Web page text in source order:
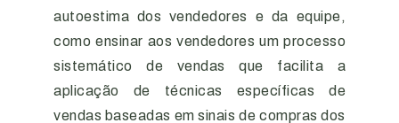
autoestima dos vendedores e da equipe,
como ensinar aos vendedores um processo
sistemático de vendas que facilita a
aplicação de técnicas específicas de
vendas baseadas em sinais de compras dos